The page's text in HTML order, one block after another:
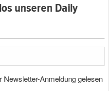
unseren Daily
Newsletter-Anmeldung gelesen